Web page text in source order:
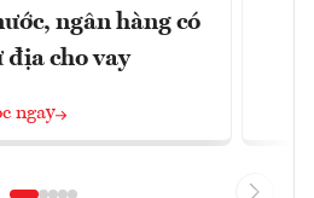
ngân hàng có
địa cho vay
ngay